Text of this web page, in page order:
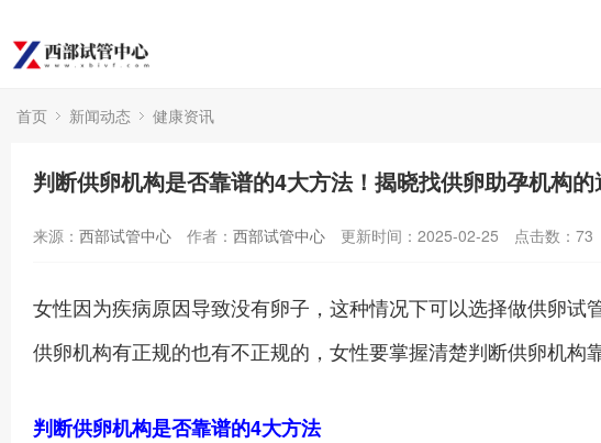
首页 新闻动态 健康资讯
判断供卵机构是否靠谱的4大方法！揭晓找供卵助孕机构
来源： 西部试管中心 作者： 西部试管中心 更新时间：2025-02-25 点击数： 73
女性因为疾病原因导致没有卵子，这种情况下可以选择做供卵
供卵机构有正规的也有不正规的，女性要掌握清楚判断供卵机构
判断供卵机构是否靠谱的4大方法